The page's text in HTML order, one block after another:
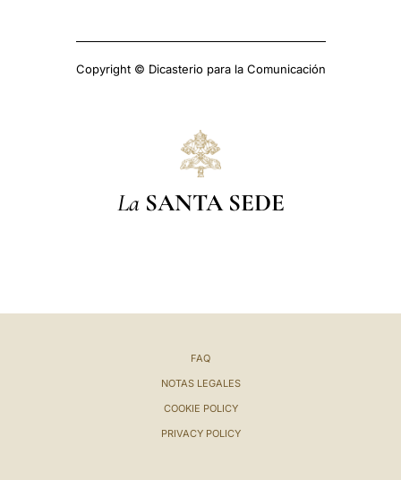
Copyright © Dicasterio para la Comunicación
La SANTA SEDE
FAQ
NOTAS LEGALES
COOKIE POLICY
PRIVACY POLICY